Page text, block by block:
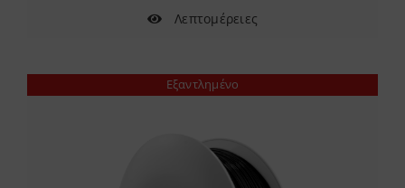
Λεπτομέρειες
Εξαντλημένο